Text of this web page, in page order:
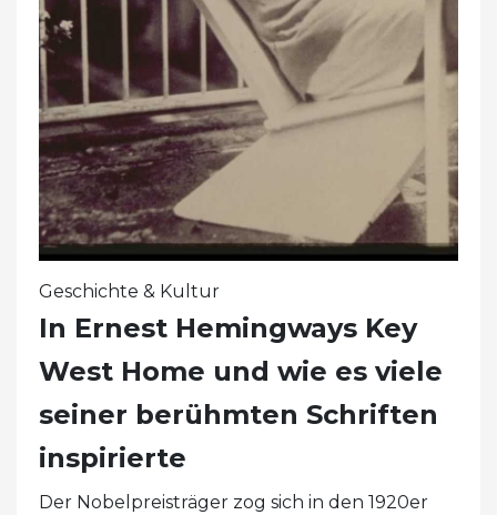
Geschichte & Kultur
In Ernest Hemingways Key
West Home und wie es viele
seiner berühmten Schriften
inspirierte
Der Nobelpreisträger zog sich in den 1920er